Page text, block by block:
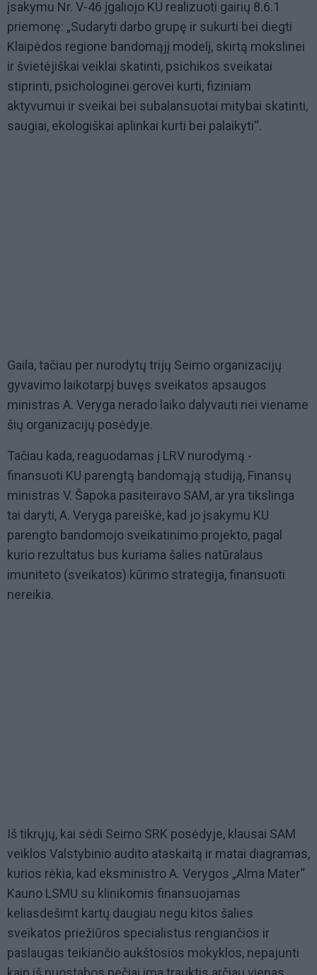
įsakymu Nr. V-46 įgaliojo KU realizuoti gairių 8.6.1
priemonę: „Sudaryti darbo grupę ir sukurti bei diegti
Klaipėdos regione bandomąjį modelį, skirtą mokslinei
ir švietėjiškai veiklai skatinti, psichikos sveikatai
stiprinti, psichologinei gerovei kurti, fiziniam
aktyvumui ir sveikai bei subalansuotai mitybai skatinti,
saugiai, ekologiškai aplinkai kurti bei palaikyti“.
Gaila, tačiau per nurodytų trijų Seimo organizacijų
gyvavimo laikotarpį buvęs sveikatos apsaugos
ministras A. Veryga nerado laiko dalyvauti nei viename
šių organizacijų posėdyje.
Tačiau kada, reaguodamas į LRV nurodymą -
finansuoti KU parengtą bandomąją studiją, Finansų
ministras V. Šapoka pasiteiravo SAM, ar yra tikslinga
tai daryti, A. Veryga pareiškė, kad jo įsakymu KU
parengto bandomojo sveikatinimo projekto, pagal
kurio rezultatus bus kuriama šalies natūralaus
imuniteto (sveikatos) kūrimo strategija, finansuoti
nereikia.
Iš tikrųjų, kai sėdi Seimo SRK posėdyje, klausai SAM
veiklos Valstybinio audito ataskaitą ir matai diagramas,
kurios rėkia, kad eksministro A. Verygos „Alma Mater“
Kauno LSMU su klinikomis finansuojamas
keliasdešimt kartų daugiau negu kitos šalies
sveikatos priežiūros specialistus rengiančios ir
paslaugas teikiančio aukštosios mokyklos, nepajunti